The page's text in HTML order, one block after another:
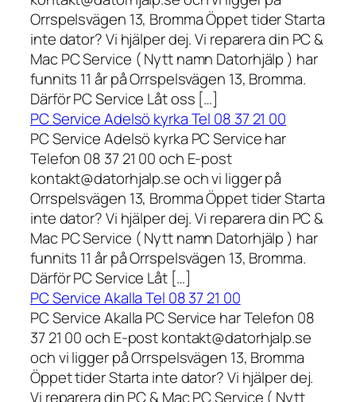
Orrspelsvägen 13, Bromma Öppet tider Starta
inte dator? Vi hjälper dej. Vi reparera din PC &
Mac PC Service ( Nytt namn Datorhjälp ) har
funnits 11 år på Orrspelsvägen 13, Bromma.
Därför PC Service Låt oss […]
PC Service Adelsö kyrka Tel 08 37 21 00
PC Service Adelsö kyrka PC Service har
Telefon 08 37 21 00 och E-post
kontakt@datorhjalp.se och vi ligger på
Orrspelsvägen 13, Bromma Öppet tider Starta
inte dator? Vi hjälper dej. Vi reparera din PC &
Mac PC Service ( Nytt namn Datorhjälp ) har
funnits 11 år på Orrspelsvägen 13, Bromma.
Därför PC Service Låt […]
PC Service Akalla Tel 08 37 21 00
PC Service Akalla PC Service har Telefon 08
37 21 00 och E-post kontakt@datorhjalp.se
och vi ligger på Orrspelsvägen 13, Bromma
Öppet tider Starta inte dator? Vi hjälper dej.
Vi reparera din PC & Mac PC Service ( Nytt